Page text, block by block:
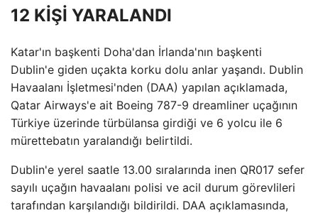
12 KİŞİ YARALANDI
Katar'ın başkenti Doha'dan İrlanda'nın başkenti
Dublin'e giden uçakta korku dolu anlar yaşandı. Dublin
Havaalanı İşletmesi'nden (DAA) yapılan açıklamada,
Qatar Airways'e ait Boeing 787-9 dreamliner uçağının
Türkiye üzerinde türbülansa girdiği ve 6 yolcu ile 6
mürettebatın yaralandığı belirtildi.
Dublin'e yerel saatle 13.00 sıralarında inen QR017 sefer
sayılı uçağın havaalanı polisi ve acil durum görevlileri
tarafından karşılandığı bildirildi. DAA açıklamasında,